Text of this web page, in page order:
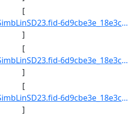
[
4: FID-GeomorfologiaSimbLinSD23.fid-6d9cbe3e_18e3cb6078c_-6862-Folha-SD23-Codigo_Grupo_Genese-4-Nome_Gr]
]
[
5: FID-GeomorfologiaSimbLinSD23.fid-6d9cbe3e_18e3cb6078c_-6861-Folha-SD23-Codigo_Grupo_Genese-4-Nome_Gr]
]
[
6: FID-GeomorfologiaSimbLinSD23.fid-6d9cbe3e_18e3cb6078c_-6860-Folha-SD23-Codigo_Grupo_Genese-4-Nome_Gr]
]